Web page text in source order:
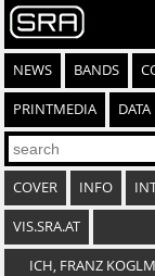
NEWS BANDS
PRINTMEDIA DATA
COVER INFO
VIS.SRA.AT
ICH, FRANZ